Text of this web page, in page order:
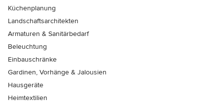
Küchenplanung
Landschaftsarchitekten
Armaturen & Sanitärbedarf
Beleuchtung
Einbauschränke
Gardinen, Vorhänge & Jalousien
Hausgeräte
Heimtextilien